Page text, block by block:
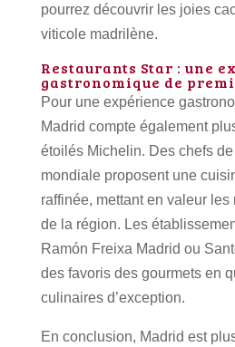
pourrez découvrir les joies
viticole madrilène.
Restaurants Star : une
gastronomique de
Pour une expérience
Madrid compte également
étoilés Michelin. Des chefs
mondiale proposent une
raffinée, mettant en valeur
de la région. Les
Ramón Freixa Madrid ou
des favoris des gourmets en
culinaires d’exception.
En conclusion, Madrid est